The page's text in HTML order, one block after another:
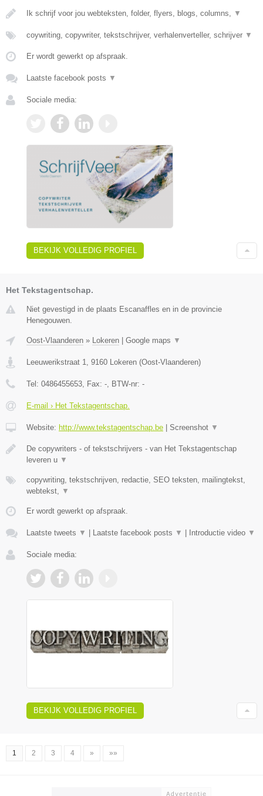
Ik schrijf voor jou webteksten, folder, flyers, blogs, columns, ▼
coywriting, copywriter, tekstschrijver, verhalenverteller, schrijver ▼
Er wordt gewerkt op afspraak.
Laatste facebook posts ▼
Sociale media:
BEKIJK VOLLEDIG PROFIEL
Het Tekstagentschap.
Niet gevestigd in de plaats Escanaffles en in de provincie
Henegouwen.
Oost-Vlaanderen » Lokeren Google maps ▼
Leeuwerikstraat 1, 9160 Lokeren (Oost-Vlaanderen)
Tel: 0486455653, Fax: -, BTW-nr: -
E-mail › Het Tekstagentschap.
Website: http://www.tekstagentschap.be Screenshot ▼
De copywriters - of tekstschrijvers - van Het Tekstagentschap
leveren u ▼
copywriting, tekstschrijven, redactie, SEO teksten, mailingtekst,
webtekst, ▼
Er wordt gewerkt op afspraak.
Laatste tweets ▼ Laatste facebook posts ▼ Introductie video ▼
Sociale media:
BEKIJK VOLLEDIG PROFIEL
1 2 3 4 » »»